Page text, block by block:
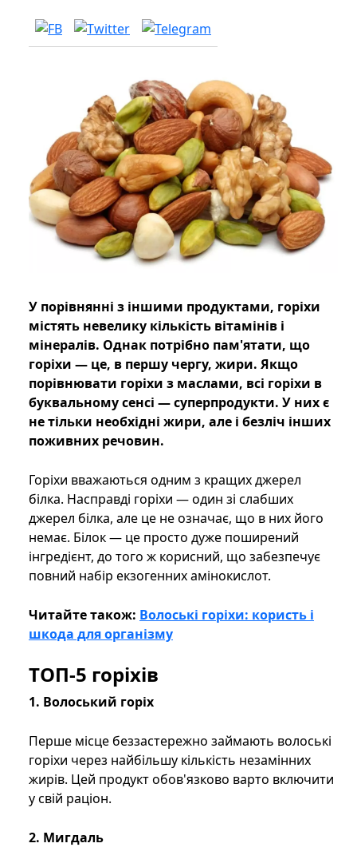
У порівнянні з іншими продуктами, горіхи
містять невелику кількість вітамінів і
мінералів. Однак потрібно пам'ятати, що
горіхи — це, в першу чергу, жири. Якщо
порівнювати горіхи з маслами, всі горіхи в
буквальному сенсі — суперпродукти. У них є
не тільки необхідні жири, але і безліч інших
поживних речовин.
Горіхи вважаються одним з кращих джерел
білка. Насправді горіхи — один зі слабших
джерел білка, але це не означає, що в них його
немає. Білок — це просто дуже поширений
інгредієнт, до того ж корисний, що забезпечує
повний набір екзогенних амінокислот.
Читайте також: Волоські горіхи: користь і
шкода для організму
ТОП-5 горіхів
1. Волоський горіх
Перше місце беззастережно займають волоські
горіхи через найбільшу кількість незамінних
жирів. Цей продукт обов'язково варто включити
у свій раціон.
2. Мигдаль